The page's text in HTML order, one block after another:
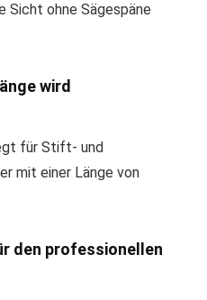
Sicht ohne Sägespäne
wird
für Stift- und
mit einer Länge von
den professionellen